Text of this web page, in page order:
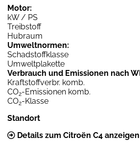
Motor:
kW / PS
Treibstoff
Hubraum
Umweltnormen:
Schadstoffklasse
Umweltplakette
Verbrauch und Emissionen nach
Kraftstoffverbr. komb.
CO2-Emissionen komb.
CO2-Klasse
Standort
Details zum Citroën C4 anzeigen